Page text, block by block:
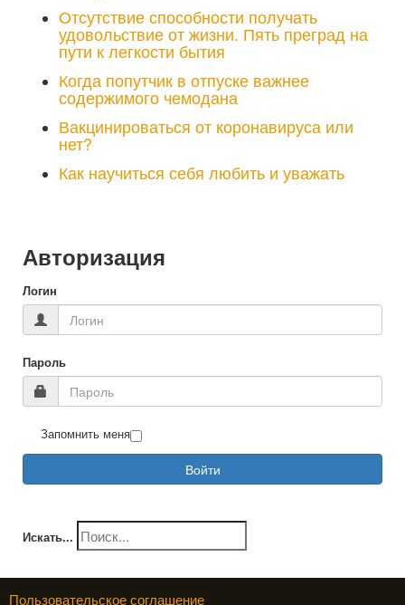
Отсутствие способности получать
удовольствие от жизни. Пять преград на
пути к легкости бытия
Когда попутчик в отпуске важнее
содержимого чемодана
Вакцинироваться от коронавируса или
нет?
Как научиться себя любить и уважать
Авторизация
Логин
Пароль
Запомнить меня
Войти
Искать...
Пользовательское соглашение